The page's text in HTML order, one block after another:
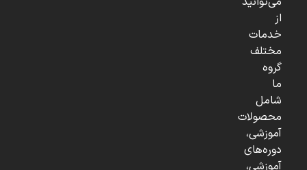
از
خدمات
مختلف
گروه
ما
شامل
محصولات
آموزشی،
دوره‌های
آموزشی،